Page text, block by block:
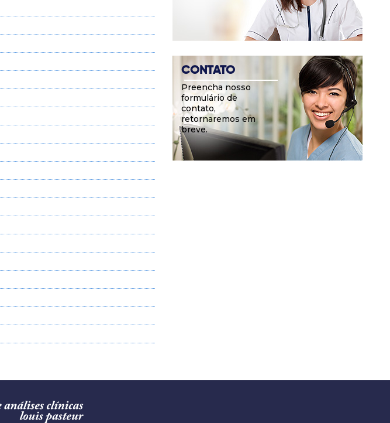
CONTATO
Preencha nosso
formulário de
contato,
retornaremos em
breve.